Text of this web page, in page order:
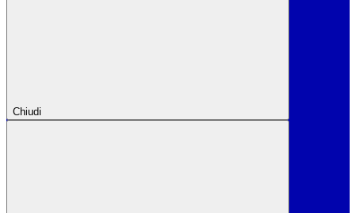
Chiudi